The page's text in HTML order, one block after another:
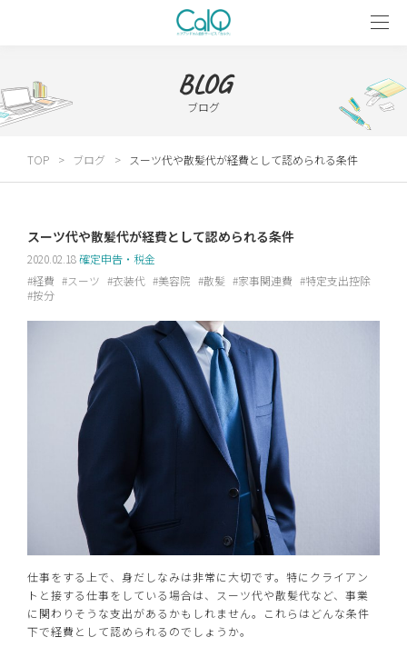
BLOG
ブログ
TOP ブログ スーツ代や散髪代が経費として認められる条件
スーツ代や散髪代が経費として認められる条件
2020.02.18確定申告・税金
経費
スーツ 衣装代 美容院 散髪 家事関連費
特定支出控除
按分
仕事をする上で、身だしなみは非常に大切です。特にクライアン
トと接する仕事をしている場合は、スーツ代や散髪代など、事業
に関わりそうな支出があるかもしれません。これらはどんな条件
下で経費として認められるのでしょうか。